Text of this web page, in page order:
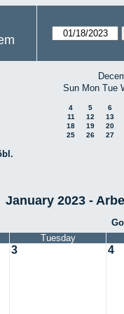
Sun Mon Tue
4 5
6
11
12
13
18
19
20
25
26 27
January 2023 -
Tuesday
3 4